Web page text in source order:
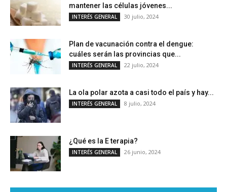
mantener las células jóvenes...
INTERÉS GENERAL 30 julio, 2024
Plan de vacunación contra el dengue:
cuáles serán las provincias que...
INTERÉS GENERAL 22 julio, 2024
La ola polar azota a casi todo el país y hay...
INTERÉS GENERAL 8 julio, 2024
¿Qué es la E terapia?
INTERÉS GENERAL 26 junio, 2024